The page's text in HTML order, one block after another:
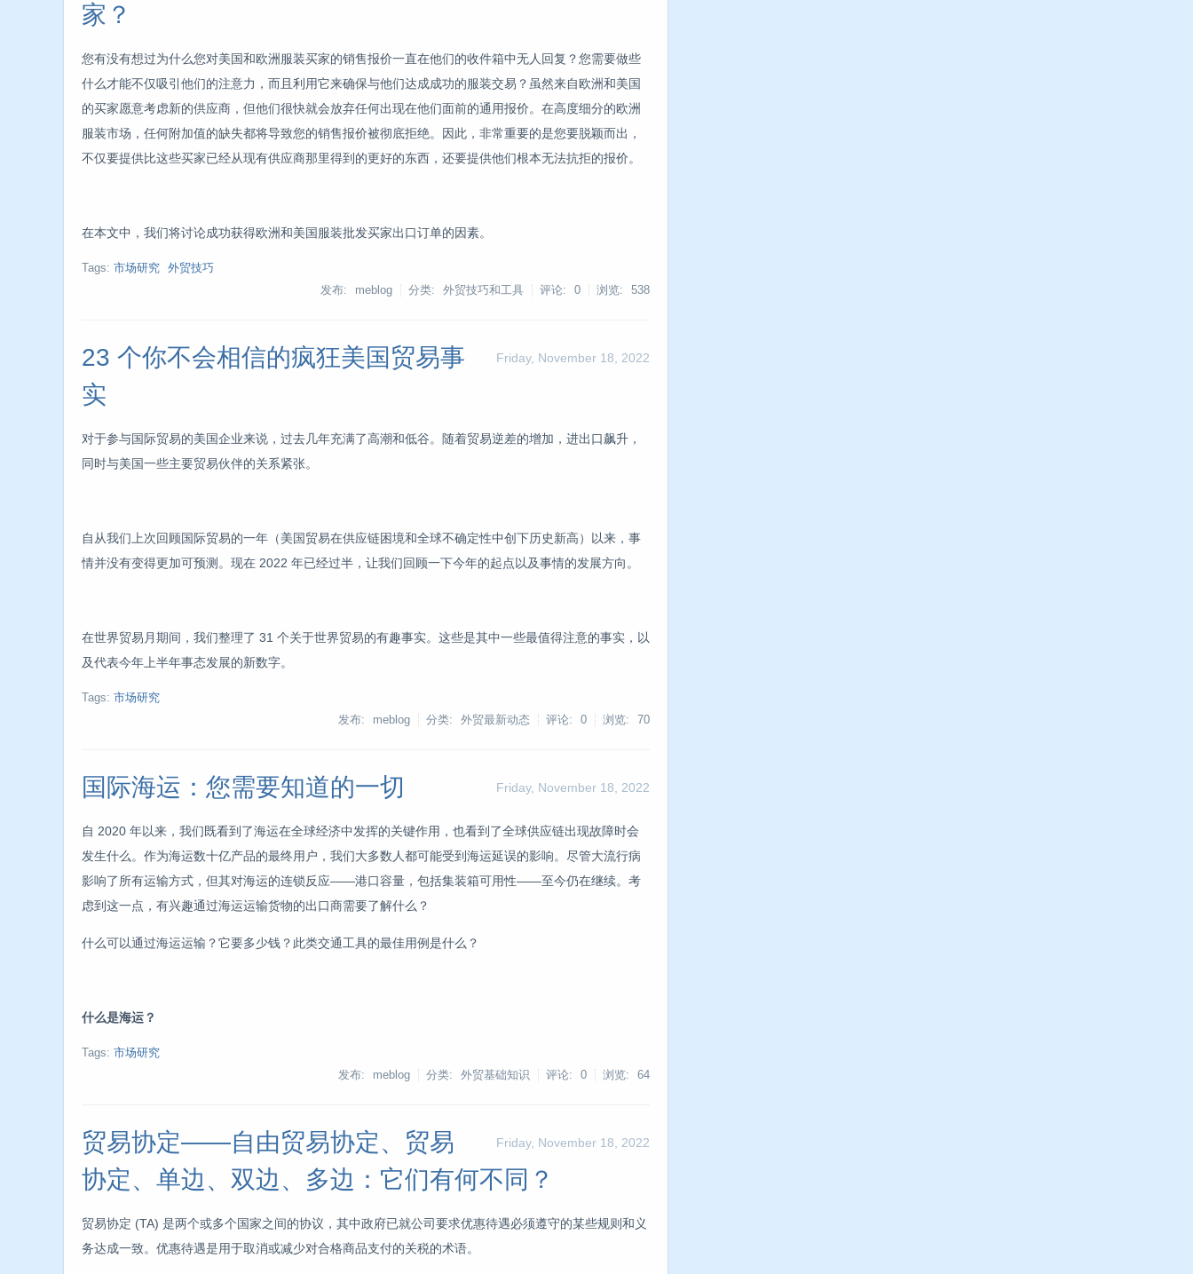
家？
您有没有想过为什么您对美国和欧洲服装买家的销售报价一直在他们的收件箱中无人回复？您需要做些
什么才能不仅吸引他们的注意力，而且利用它来确保与他们达成成功的服装交易？虽然来自欧洲和美国
的买家愿意考虑新的供应商，但他们很快就会放弃任何出现在他们面前的通用报价。在高度细分的欧洲
服装市场，任何附加值的缺失都将导致您的销售报价被彻底拒绝。因此，非常重要的是您要脱颖而出，
不仅要提供比这些买家已经从现有供应商那里得到的更好的东西，还要提供他们根本无法抗拒的报价。
在本文中，我们将讨论成功获得欧洲和美国服装批发买家出口订单的因素。
Tags: 市场研究
外贸技巧
发布: meblog
分类: 外贸技巧和工具 评论: 0 浏览: 538
Friday, November 18, 2022
23 个你不会相信的疯狂美国贸易事
实
对于参与国际贸易的美国企业来说，过去几年充满了高潮和低谷。随着贸易逆差的增加，进出口飙升，
同时与美国一些主要贸易伙伴的关系紧张。
自从我们上次回顾国际贸易的一年（美国贸易在供应链困境和全球不确定性中创下历史新高）以来，事
情并没有变得更加可预测。现在 2022 年已经过半，让我们回顾一下今年的起点以及事情的发展方向。
在世界贸易月期间，我们整理了 31 个关于世界贸易的有趣事实。这些是其中一些最值得注意的事实，以
及代表今年上半年事态发展的新数字。
Tags: 市场研究
发布: meblog
分类: 外贸最新动态 评论: 0 浏览: 70
Friday, November 18, 2022
国际海运：您需要知道的一切
自 2020 年以来，我们既看到了海运在全球经济中发挥的关键作用，也看到了全球供应链出现故障时会
发生什么。作为海运数十亿产品的最终用户，我们大多数人都可能受到海运延误的影响。尽管大流行病
影响了所有运输方式，但其对海运的连锁反应——港口容量，包括集装箱可用性——至今仍在继续。考
虑到这一点，有兴趣通过海运运输货物的出口商需要了解什么？
什么可以通过海运运输？它要多少钱？此类交通工具的最佳用例是什么？
什么是海运？
Tags: 市场研究
发布: meblog
分类: 外贸基础知识 评论: 0 浏览: 64
Friday, November 18, 2022
贸易协定——自由贸易协定、贸易
协定、单边、双边、多边：它们有何不同？
贸易协定 (TA) 是两个或多个国家之间的协议，其中政府已就公司要求优惠待遇必须遵守的某些规则和义
务达成一致。优惠待遇是用于取消或减少对合格商品支付的关税的术语。